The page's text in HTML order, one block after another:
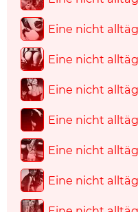
Eine nicht
Eine nicht
Eine nicht
Eine nicht
Eine nicht
Eine nicht